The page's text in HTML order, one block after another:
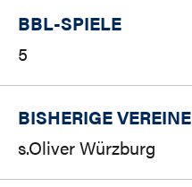
BBL-SPIELE
5
BISHERIGE VEREINE
s.Oliver Würzburg